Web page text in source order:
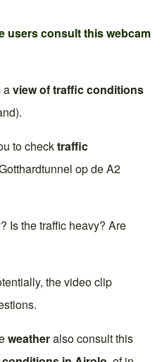
users consult this webcam
aview of traffic conditions
.
to checktraffic
op deA2
Is the traffic heavy? Are
the video clip
weatheralso consult this